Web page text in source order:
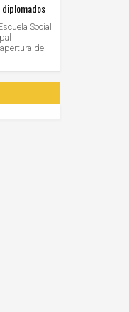
diplomados
Social
de